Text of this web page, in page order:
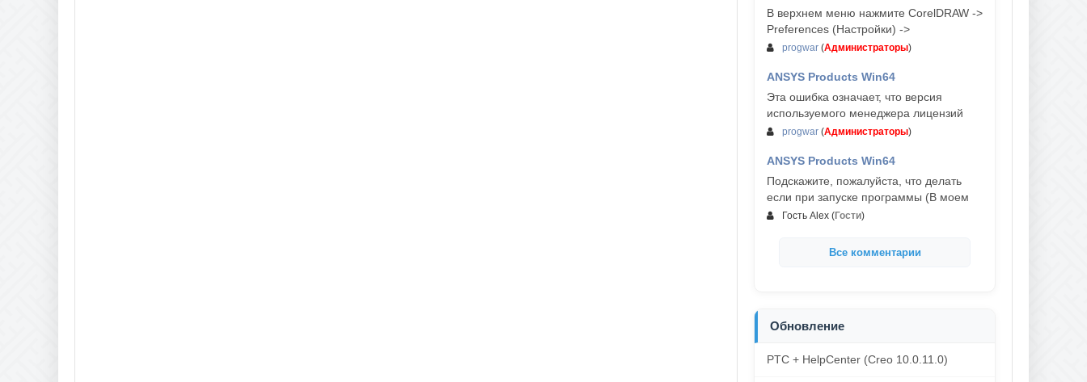
03-авг, 18:58
В верхнем меню нажмите CorelDRAW ->
Preferences (Настройки) ->
progwar (Администраторы)
ANSYS Products Win64
Эта ошибка означает, что версия
используемого менеджера лицензий
progwar (Администраторы)
ANSYS Products Win64
Подскажите, пожалуйста, что делать
если при запуске программы (В моем
Гость Alex (Гости)
Все комментарии
Обновление
PTC + HelpCenter (Creo 10.0.11.0)